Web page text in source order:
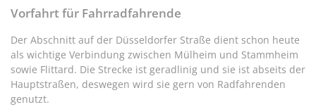
Vorfahrt für Fahrradfahrende
Der Abschnitt auf der Düsseldorfer Straße dient schon heute
als wichtige Verbindung zwischen Mülheim und Stammheim
sowie Flittard. Die Strecke ist geradlinig und sie ist abseits der
Hauptstraßen, deswegen wird sie gern von Radfahrenden
genutzt.